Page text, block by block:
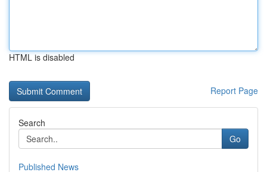
HTML is disabled
Report Page
Search
Go
Published News